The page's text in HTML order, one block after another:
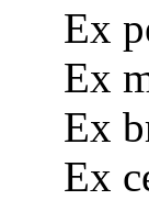
Ex
Ex
Ex
Ex